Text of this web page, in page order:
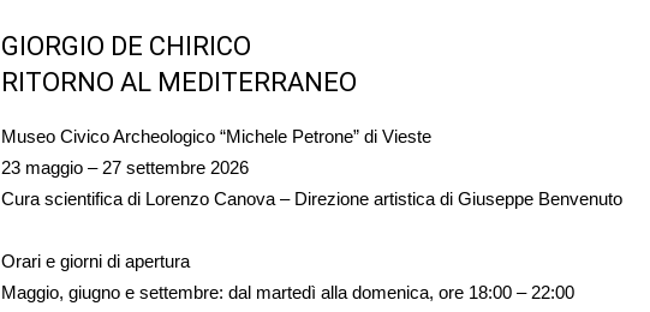
GIORGIO DE CHIRICO
RITORNO AL MEDITERRANEO
Museo Civico Archeologico “Michele Petrone” di Vieste
23 maggio – 27 settembre 2026
Cura scientifica di Lorenzo Canova – Direzione artistica di Giuseppe Benvenuto
Orari e giorni di apertura
Maggio, giugno e settembre: dal martedì alla domenica, ore 18:00 – 22:00